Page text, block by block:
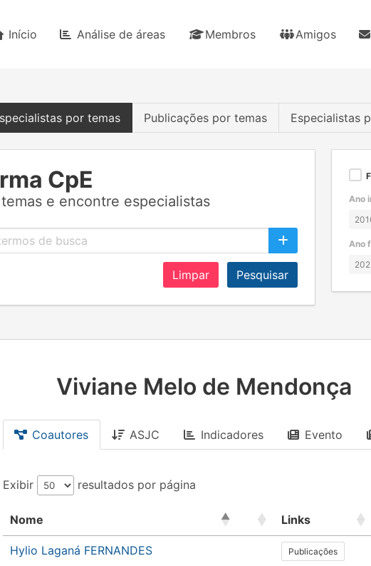
Início Análise de áreas Membros Amigos
por temas Publicações por temas Especialistas
CpE
e encontre especialistas
Limpar Pesquisar
Ano
Ano
Viviane Melo de Mendonça
Coautores ASJC Indicadores Evento
Exibir resultados por página
Nome Links
Hylio Laganá FERNANDES Publicações